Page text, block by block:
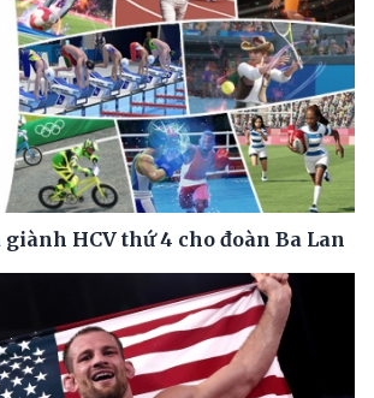
HCV thứ 4 cho đoàn Ba Lan